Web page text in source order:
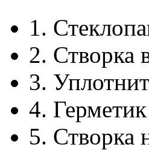
1.
2. Створка
3.
4.
5. Створка